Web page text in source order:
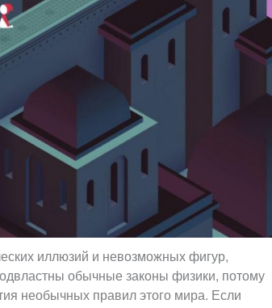
иллюзий и невозможных фигур,
обычные законы физики, потому
необычных правил этого мира. Если